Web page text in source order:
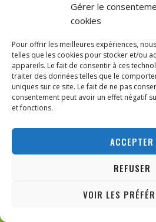
Gérer le
cookies
Pour offrir les meilleures expériences,
telles que les cookies pour stocker et/ou
appareils. Le fait de consentir à ces
traiter des données telles que le
uniques sur ce site. Le fait de ne pas
consentement peut avoir un effet négatif
et fonctions.
ACCEPTER
REFUSER
VOIR LES
innovants internet.
Quick Links
Articles politiques
Astuces & Conseils
Débats sur la religion
Mes recettes favorites